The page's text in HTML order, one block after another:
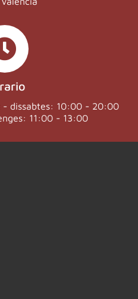
- dissabtes: 10:00 - 20:00
11:00 - 13:00